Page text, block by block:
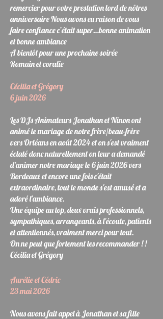
remercier pour votre prestation lord de nôtres
anniversaire Nous avons eu raison de vous
faire confiance c’était super…bonne animation
et bonne ambiance
A bientôt pour une prochaine soirée
Romain et coralie
Cécilia et Grégory
6 juin 2026
Les DJs Animateurs Jonathan et Ninon ont
animé le mariage de notre frère/beau-frère
vers Orléans en août 2024 et on s'est vraiment
éclaté donc naturellement on leur a demandé
d'animer notre mariage le 6 juin 2026 vers
Bordeaux et encore une fois c'était
extraordinaire, tout le monde s'est amusé et a
adoré l'ambiance.
Une équipe au top, deux vrais professionnels,
sympathiques, arrangeants, à l'écoute, patients
et attentionnés, vraiment merci pour tout.
On ne peut que fortement les recommander ! !
Cécilia et Grégory
Aurélie et Cédric
23 mai 2026
Nous avons fait appel à Jonathan et sa fille